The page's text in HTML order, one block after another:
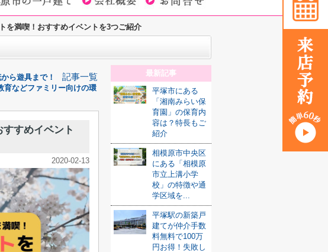
を満喫！おすすめイベントを3つご紹介
ら遊具まで！ 記事一覧
育などファミリー向けの環
すめイベント
2020-02-13
最新記事
平塚市にある
「湘南みらい保
育園」の保育内
容は？特長もご
紹介
相模原市中央区
にある「相模原
市立上溝小学
校」の特徴や通
学区域を...
平塚駅の新築戸
建てが仲介手数
料無料で100万
円お得！失敗し